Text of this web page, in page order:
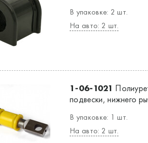
В упаковке: 2 шт.
На авто: 2 шт.
1-06-1021
подвески, нижнего
В упаковке: 1 шт.
На авто: 2 шт.